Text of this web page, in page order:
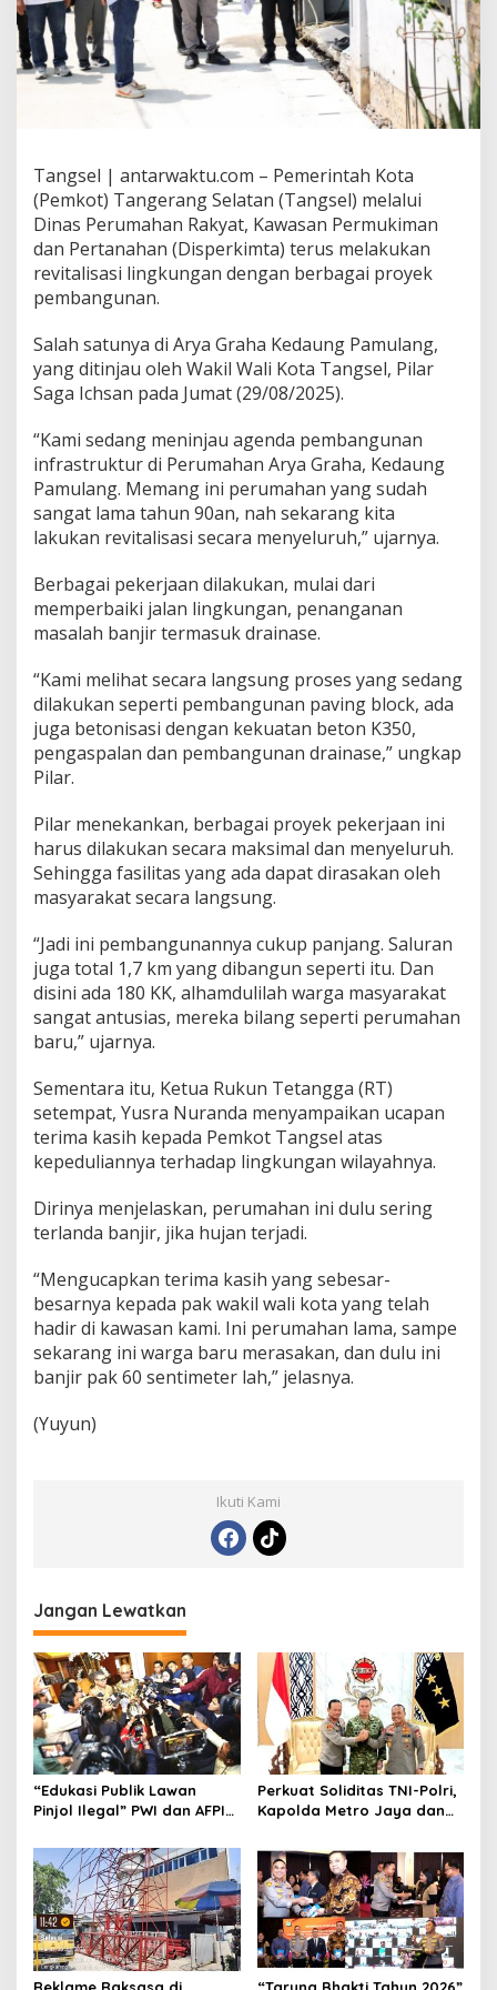
Tangsel | antarwaktu.com – Pemerintah Kota
(Pemkot) Tangerang Selatan (Tangsel) melalui
Dinas Perumahan Rakyat, Kawasan Permukiman
dan Pertanahan (Disperkimta) terus melakukan
revitalisasi lingkungan dengan berbagai proyek
pembangunan.
Salah satunya di Arya Graha Kedaung Pamulang,
yang ditinjau oleh Wakil Wali Kota Tangsel, Pilar
Saga Ichsan pada Jumat (29/08/2025).
“Kami sedang meninjau agenda pembangunan
infrastruktur di Perumahan Arya Graha, Kedaung
Pamulang. Memang ini perumahan yang sudah
sangat lama tahun 90an, nah sekarang kita
lakukan revitalisasi secara menyeluruh,” ujarnya.
Berbagai pekerjaan dilakukan, mulai dari
memperbaiki jalan lingkungan, penanganan
masalah banjir termasuk drainase.
“Kami melihat secara langsung proses yang sedang
dilakukan seperti pembangunan paving block, ada
juga betonisasi dengan kekuatan beton K350,
pengaspalan dan pembangunan drainase,” ungkap
Pilar.
Pilar menekankan, berbagai proyek pekerjaan ini
harus dilakukan secara maksimal dan menyeluruh.
Sehingga fasilitas yang ada dapat dirasakan oleh
masyarakat secara langsung.
“Jadi ini pembangunannya cukup panjang. Saluran
juga total 1,7 km yang dibangun seperti itu. Dan
disini ada 180 KK, alhamdulilah warga masyarakat
sangat antusias, mereka bilang seperti perumahan
baru,” ujarnya.
Sementara itu, Ketua Rukun Tetangga (RT)
setempat, Yusra Nuranda menyampaikan ucapan
terima kasih kepada Pemkot Tangsel atas
kepeduliannya terhadap lingkungan wilayahnya.
Dirinya menjelaskan, perumahan ini dulu sering
terlanda banjir, jika hujan terjadi.
“Mengucapkan terima kasih yang sebesar-
besarnya kepada pak wakil wali kota yang telah
hadir di kawasan kami. Ini perumahan lama, sampe
sekarang ini warga baru merasakan, dan dulu ini
banjir pak 60 sentimeter lah,” jelasnya.
(Yuyun)
Ikuti Kami
Jangan Lewatkan
“Edukasi Publik Lawan
Pinjol Ilegal” PWI dan AFPI
Perkuat Soliditas TNI-Polri,
Kapolda Metro Jaya dan
Dankorps Brimob Polri